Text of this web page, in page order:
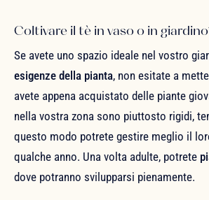
Coltivare il tè in vaso o in
Se avete uno spazio ideale nel vostro
esigenze della pianta, non esitate a
avete appena acquistato delle piante
nella vostra zona sono piuttosto rigidi,
questo modo potrete gestire meglio il
qualche anno. Una volta adulte, potrete
dove potranno svilupparsi pienamente.